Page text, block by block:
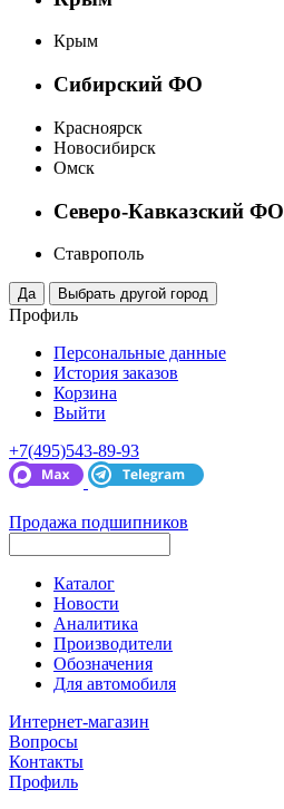
Крым
Сибирский ФО
Красноярск
Новосибирск
Омск
Северо-Кавказский ФО
Ставрополь
Профиль
Персональные данные
История заказов
Корзина
Выйти
+7(495)543-89-93
Продажа подшипников
Каталог
Новости
Аналитика
Производители
Обозначения
Для автомобиля
Интернет-магазин
Вопросы
Контакты
Профиль